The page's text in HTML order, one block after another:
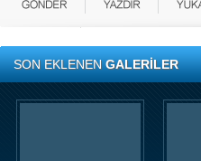
SON EKLENENGALERİLER